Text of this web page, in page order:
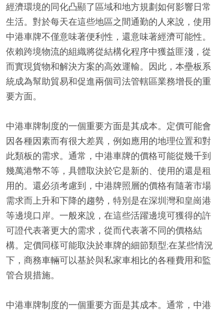
經濟環境的同化凸顯了區域和地方規劃如何影響日常
生活。對於每天在這些地區之間通勤的人來說，使用
中港車牌不僅意味著便利性，還意味著經濟可能性。
依賴跨境物流的組織將從結構化程序中獲益匪淺，從
而實現貨物和解決方案的高效運輸。因此，本壘板系
統成為幫助貿易和促進兩個司法管轄區業務增長的重
要方面。
中港車牌制度的一個重要方面是其成本。定價可能會
因各種因素而有很大差異，例如應用的地理位置和對
此類板的需求。通常，中港車牌的價格可能從幾千到
幾萬港幣不等，具體取決於它是新的、使用的還是租
用的。還必須考慮到，中港牌照層的價格有隨著市場
需求而上升和下降的趨勢，特別是在深圳灣和皇崗港
等邊境口岸。一般來說，在這些活躍邊境可獲得的許
可證代表著更大的需求，從而代表著不同的價格結
構。定價同樣可能取決於車牌的細節類型;在某些情況
下，商務車輛可以基於與私家車相比的各種費用和監
管合規措施。
中港車牌制度的一個重要方面是其成本。通常，中港